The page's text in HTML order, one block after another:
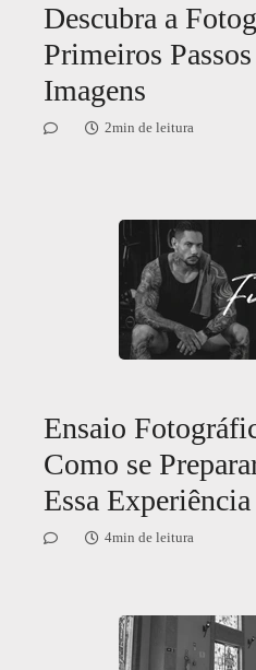
Descubra a
Primeiros
Imagens
2min de leitura
Ensaio
Como se
Essa Experiência
4min de leitura